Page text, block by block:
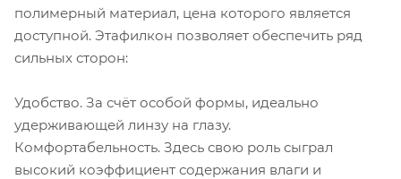
полимерный материал, цена которого является
доступной. Этафилкон позволяет обеспечить ряд
сильных сторон:
Удобство. За счёт особой формы, идеально
удерживающей линзу на глазу.
Комфортабельность. Здесь свою роль сыграл
высокий коэффициент содержания влаги и